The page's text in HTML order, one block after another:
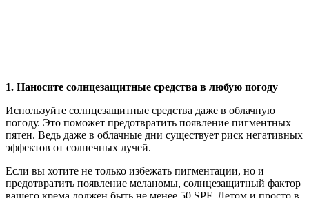
1. Наносите солнцезащитные средства в любую погоду
Используйте солнцезащитные средства даже в облачную
погоду. Это поможет предотвратить появление пигментных
пятен. Ведь даже в облачные дни существует риск негативных
эффектов от солнечных лучей.
Если вы хотите не только избежать пигментации, но и
предотвратить появление меланомы, солнцезащитный фактор
вашего крема должен быть не менее 50 SPF. Летом и просто в